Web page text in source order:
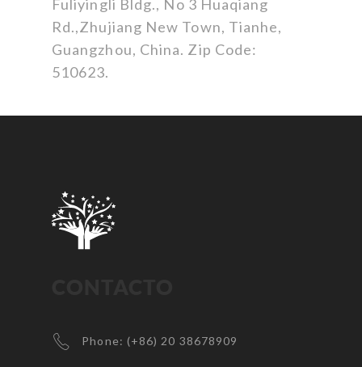
Fuliyingli Bldg., No 3 Huaqiang
Rd.,Zhujiang New Town, Tianhe,
Guangzhou, China. Zip Code:
510623.
Phone: (+86) 20 38678909